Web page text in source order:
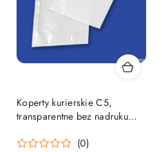
Koperty kurierskie C5,
transparentne bez nadruku
KOPERTY 66238097
(0)